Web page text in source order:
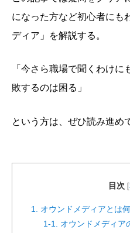
になった方など初心者にも
ディア」を解説する。
「今さら職場で聞くわけ
敗するのは困る」
という方は、ぜひ読み進め
目次 [
1. オウンドメディアとは
1-1. オウンドメディア